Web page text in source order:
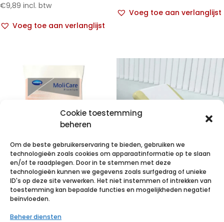
Cookie toestemming
beheren
Om de beste gebruikerservaring te bieden, gebruiken we
technologieën zoals cookies om apparaatinformatie op te slaan
en/of te raadplegen. Door in te stemmen met deze
technologieën kunnen we gegevens zoals surfgedrag of unieke
ID's op deze site verwerken. Het niet instemmen of intrekken van
toestemming kan bepaalde functies en mogelijkheden negatief
beïnvloeden.
Beheer diensten
€9,89 incl. btw
Voeg toe aan verlanglijst
Voeg toe aan verlanglijst
MC Pr. Fixpnts
Longl XXXL 25
p/s
VALAROLL duo
59cmx50m 2lg